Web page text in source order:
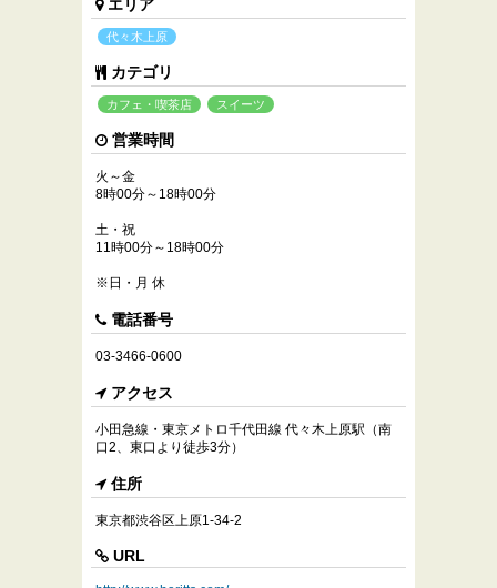
エリア
代々木上原
カテゴリ
カフェ・喫茶店 スイーツ
営業時間
火～金
8時00分～18時00分
土・祝
11時00分～18時00分
※日・月 休
電話番号
03-3466-0600
アクセス
小田急線・東京メトロ千代田線 代々木上原駅（南
口2、東口より徒歩3分）
住所
東京都渋谷区上原1-34-2
URL